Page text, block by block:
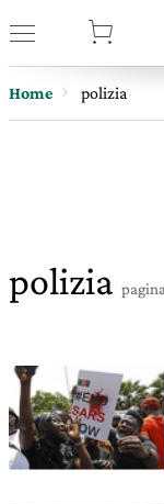
Home polizia
polizia